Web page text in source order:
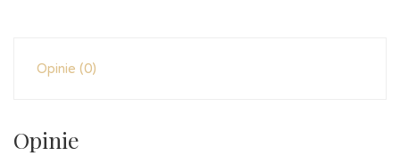
Opinie (0)
Opinie